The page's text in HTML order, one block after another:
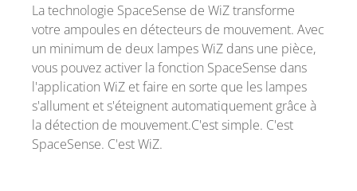
La technologie SpaceSense de WiZ transforme
votre ampoules en détecteurs de mouvement. Avec
un minimum de deux lampes WiZ dans une pièce,
vous pouvez activer la fonction SpaceSense dans
l'application WiZ et faire en sorte que les lampes
s'allument et s'éteignent automatiquement grâce à
la détection de mouvement.C'est simple. C'est
SpaceSense. C'est WiZ.